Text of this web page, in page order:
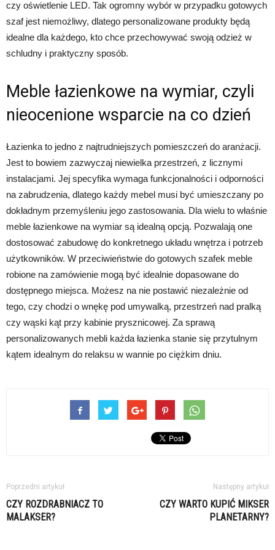
czy oświetlenie LED. Tak ogromny wybór w przypadku gotowych
szaf jest niemożliwy, dlatego personalizowane produkty będą
idealne dla każdego, kto chce przechowywać swoją odzież w
schludny i praktyczny sposób.
Meble łazienkowe na wymiar, czyli
nieocenione wsparcie na co dzień
Łazienka to jedno z najtrudniejszych pomieszczeń do aranżacji.
Jest to bowiem zazwyczaj niewielka przestrzeń, z licznymi
instalacjami. Jej specyfika wymaga funkcjonalności i odporności
na zabrudzenia, dlatego każdy mebel musi być umieszczany po
dokładnym przemyśleniu jego zastosowania. Dla wielu to właśnie
meble łazienkowe na wymiar są idealną opcją. Pozwalają one
dostosować zabudowę do konkretnego układu wnętrza i potrzeb
użytkowników. W przeciwieństwie do gotowych szafek meble
robione na zamówienie mogą być idealnie dopasowane do
dostępnego miejsca. Możesz na nie postawić niezależnie od
tego, czy chodzi o wnękę pod umywalką, przestrzeń nad pralką
czy wąski kąt przy kabinie prysznicowej. Za sprawą
personalizowanych mebli każda łazienka stanie się przytulnym
kątem idealnym do relaksu w wannie po ciężkim dniu.
Poprzedni artykuł
CZY ROZDRABNIACZ TO
MALAKSER?
Następny artykuł
CZY WARTO KUPIĆ MIKSER
PLANETARNY?